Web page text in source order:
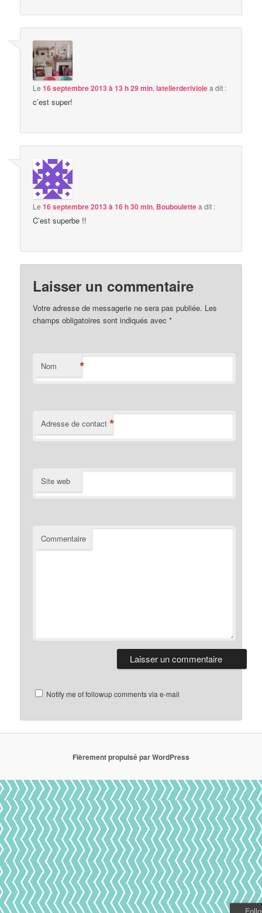
Le16 septembre 2013 à 13 h 29 min,latelierderiviolea dit :
c’est super!
Le16 septembre 2013 à 16 h 30 min, Bouboulettea dit :
C’est superbe !!
Laisser un commentaire
Votre adresse de messagerie ne sera pas publiée. Les
champs obligatoires sont indiqués avec*
Nom *
Adresse de contact *
Site web
Commentaire
Notify me of followup comments via e-mail
Fièrement propulsé par WordPress